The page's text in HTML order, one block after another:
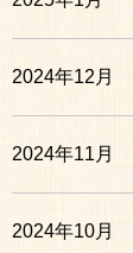
2024年12月
2024年11月
2024年10月